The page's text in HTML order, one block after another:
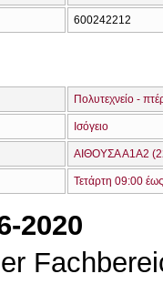
600242212
Πολυτεχνείο -
Ισόγειο
ΑΙΘΟΥΣΑ Α1Α2
Τετάρτη 09:00
2020